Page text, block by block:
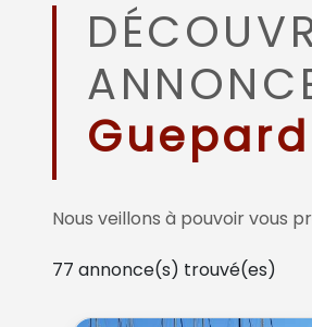
Guepard
Nous veillons à pouvoir vous
77 annonce(s) trouvé(es)